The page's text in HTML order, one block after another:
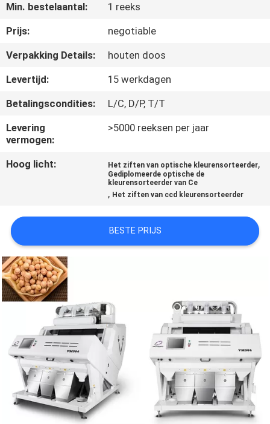
CONTACTEER
ONS
NIEUWS
VERZOEK
OM
CITAAT
SITEMAP
PRIVACY
POLICY
Min. bestelaantal:
1 reeks
Prijs:
negotiable
Verpakking Details:
houten doos
Levertijd:
15 werkdagen
Betalingscondities:
L/C, D/P, T/T
Levering
vermogen:
>5000 reeksen per jaar
Hoog licht: Het ziften van optische kleurensorteerder,
Gediplomeerde optische de
kleurensorteerder van Ce
, Het ziften van ccd kleurensorteerder
BESTE PRIJS